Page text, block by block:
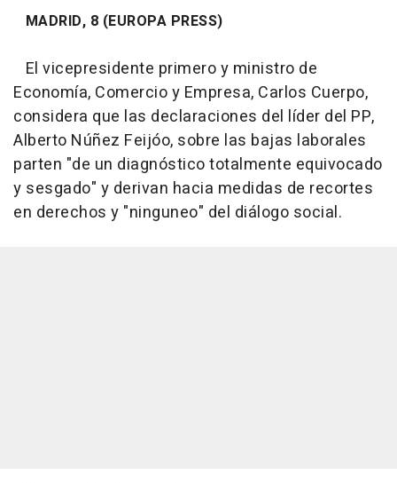
MADRID, 8 (EUROPA PRESS)
El vicepresidente primero y ministro de
Economía, Comercio y Empresa, Carlos Cuerpo,
considera que las declaraciones del líder del PP,
Alberto Núñez Feijóo, sobre las bajas laborales
parten "de un diagnóstico totalmente equivocado
y sesgado" y derivan hacia medidas de recortes
en derechos y "ninguneo" del diálogo social.